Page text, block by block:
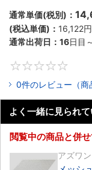
通常単価(税別)：
(税込単価)： 16,122円
通常出荷日： 16日目～
0件のレビュー（商
よく一緒に見られ
閲覧中の商品と併
アズワン